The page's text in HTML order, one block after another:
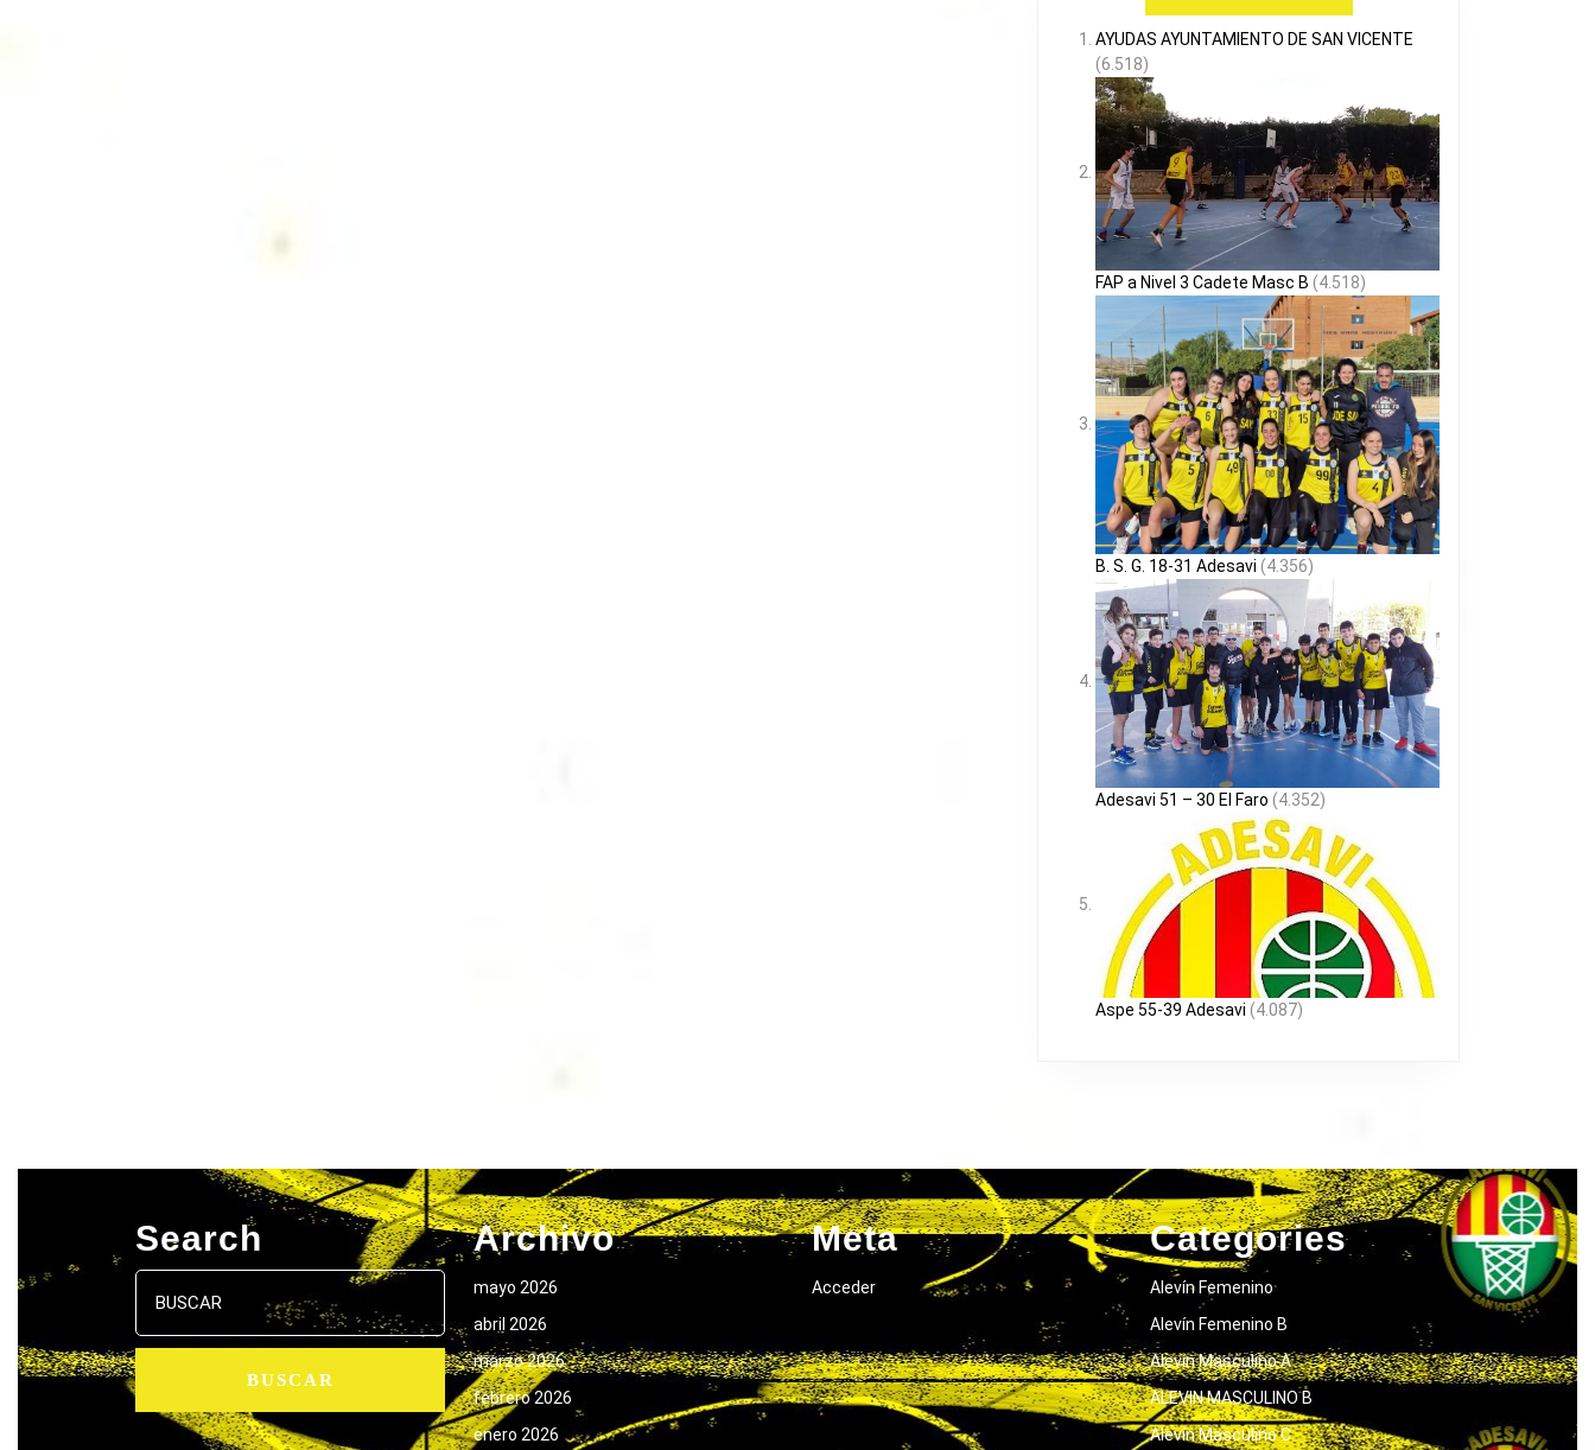
AYUDAS AYUNTAMIENTO DE SAN VICENTE
(6.518)
FAP a Nivel 3 Cadete Masc B (4.518)
B. S. G. 18-31 Adesavi (4.356)
Adesavi 51 – 30 El Faro (4.352)
Aspe 55-39 Adesavi (4.087)
Search
Buscar:
Archivo
mayo 2026
abril 2026
marzo 2026
febrero 2026
enero 2026
Meta
Acceder
Categories
Alevín Femenino
Alevín Femenino B
Alevín Masculino A
ALEVIN MASCULINO B
Alevín Masculino C